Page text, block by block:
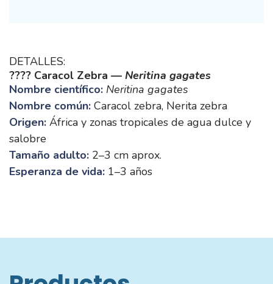
DETALLES:
???? Caracol Zebra — Neritina gagates
Nombre científico: Neritina gagates
Nombre común: Caracol zebra, Nerita zebra
Origen: África y zonas tropicales de agua dulce y
salobre
Tamaño adulto: 2–3 cm aprox.
Esperanza de vida: 1–3 años